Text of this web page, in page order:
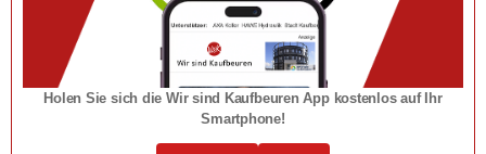
Holen Sie sich die Wir sind Kaufbeuren App kostenlos auf Ihr
Smartphone!